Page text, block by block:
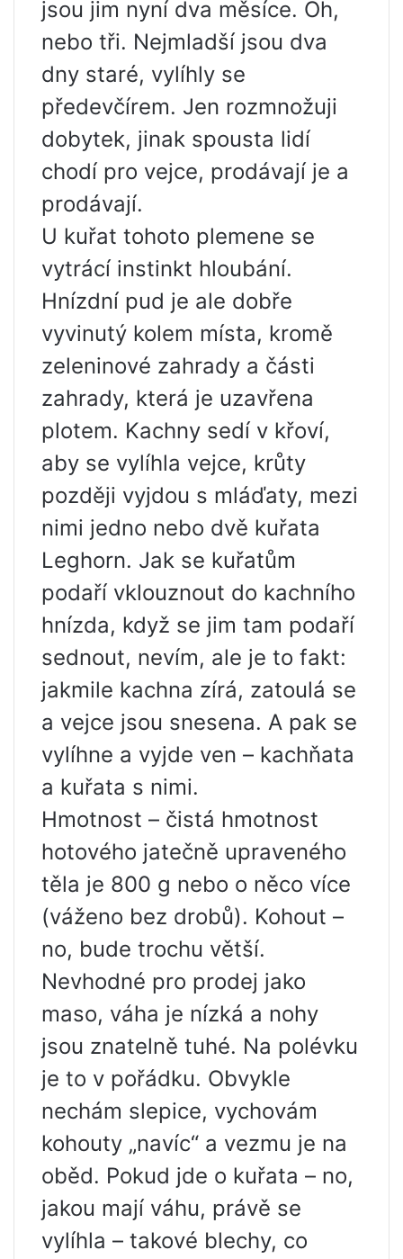
jsou jim nyní dva měsíce. Oh,
nebo tři. Nejmladší jsou dva
dny staré, vylíhly se
předevčírem. Jen rozmnožuji
dobytek, jinak spousta lidí
chodí pro vejce, prodávají je a
prodávají.
U kuřat tohoto plemene se
vytrácí instinkt hloubání.
Hnízdní pud je ale dobře
vyvinutý kolem místa, kromě
zeleninové zahrady a části
zahrady, která je uzavřena
plotem. Kachny sedí v křoví,
aby se vylíhla vejce, krůty
později vyjdou s mláďaty, mezi
nimi jedno nebo dvě kuřata
Leghorn. Jak se kuřatům
podaří vklouznout do kachního
hnízda, když se jim tam podaří
sednout, nevím, ale je to fakt:
jakmile kachna zírá, zatoulá se
a vejce jsou snesena. A pak se
vylíhne a vyjde ven – kachňata
a kuřata s nimi.
Hmotnost – čistá hmotnost
hotového jatečně upraveného
těla je 800 g nebo o něco více
(váženo bez drobů). Kohout –
no, bude trochu větší.
Nevhodné pro prodej jako
maso, váha je nízká a nohy
jsou znatelně tuhé. Na polévku
je to v pořádku. Obvykle
nechám slepice, vychovám
kohouty „navíc“ a vezmu je na
oběd. Pokud jde o kuřata – no,
jakou mají váhu, právě se
vylíhla – takové blechy, co